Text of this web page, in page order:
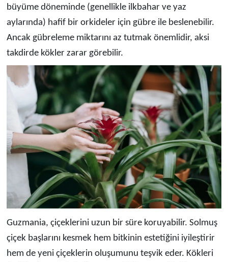
büyüme döneminde (genellikle ilkbahar ve yaz
aylarında) hafif bir orkideler için gübre ile beslenebilir.
Ancak gübreleme miktarını az tutmak önemlidir, aksi
takdirde kökler zarar görebilir.
Guzmania, çiçeklerini uzun bir süre koruyabilir. Solmuş
çiçek başlarını kesmek hem bitkinin estetiğini iyileştirir
hem de yeni çiçeklerin oluşumunu teşvik eder. Kökleri